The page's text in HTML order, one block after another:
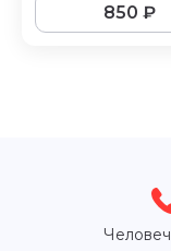
850 ₽